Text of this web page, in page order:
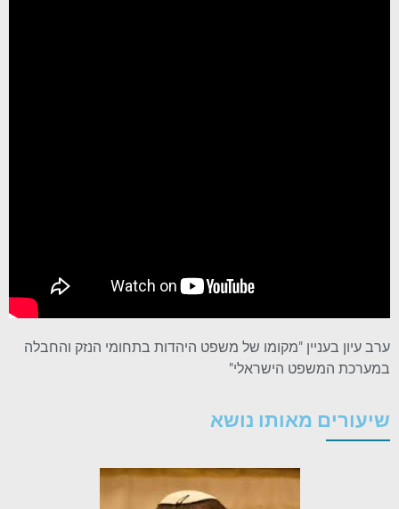
ערב עיון בעניין "מקומו של משפט היהדות בתחומי הנזק והחבלה
במערכת המשפט הישראלי"
שיעורים מאותו נושא